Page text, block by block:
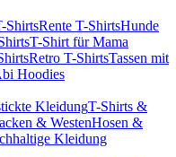
ShirtsRente T-ShirtsHunde
T-Shirt für Mama
Retro T-ShirtsTassen mit
Hoodies
KleidungT-Shirts &
& WestenHosen &
Kleidung